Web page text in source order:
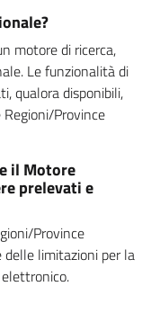
motore di ricerca,
Le funzionalità di
qualora disponibili,
Province
il Motore
prelevati e
Province
limitazioni per la